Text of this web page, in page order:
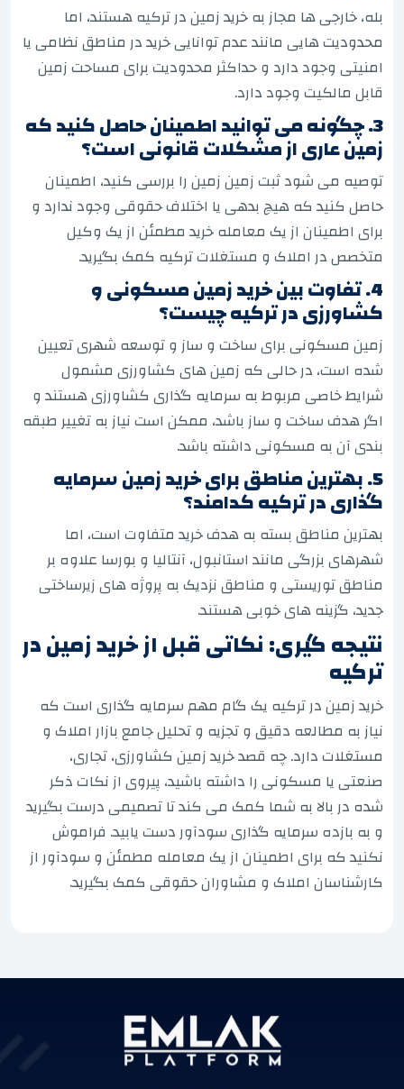
بله، خارجی ها مجاز به خرید زمین در ترکیه هستند، اما
محدودیت هایی مانند عدم توانایی خرید در مناطق نظامی یا
امنیتی وجود دارد و حداکثر محدودیت برای مساحت زمین
قابل مالکیت وجود دارد.
3. چگونه می توانید اطمینان حاصل کنید که
زمین عاری از مشکلات قانونی است؟
توصیه می شود ثبت زمین زمین را بررسی کنید، اطمینان
حاصل کنید که هیچ بدهی یا اختلاف حقوقی وجود ندارد و
برای اطمینان از یک معامله خرید مطمئن از یک وکیل
متخصص در املاک و مستغلات ترکیه کمک بگیرید.
4. تفاوت بین خرید زمین مسکونی و
کشاورزی در ترکیه چیست؟
زمین مسکونی برای ساخت و ساز و توسعه شهری تعیین
شده است، در حالی که زمین های کشاورزی مشمول
شرایط خاصی مربوط به سرمایه گذاری کشاورزی هستند و
اگر هدف ساخت و ساز باشد، ممکن است نیاز به تغییر طبقه
بندی آن به مسکونی داشته باشد.
5. بهترین مناطق برای خرید زمین سرمایه
گذاری در ترکیه کدامند؟
بهترین مناطق بسته به هدف خرید متفاوت است، اما
شهرهای بزرگی مانند استانبول، آنتالیا و بورسا علاوه بر
مناطق توریستی و مناطق نزدیک به پروژه های زیرساختی
جدید، گزینه های خوبی هستند.
نتیجه گیری: نکاتی قبل از خرید زمین در
ترکیه
خرید زمین در ترکیه یک گام مهم سرمایه گذاری است که
نیاز به مطالعه دقیق و تجزیه و تحلیل جامع بازار املاک و
مستغلات دارد. چه قصد خرید زمین کشاورزی، تجاری،
صنعتی یا مسکونی را داشته باشید، پیروی از نکات ذکر
شده در بالا به شما کمک می کند تا تصمیمی درست بگیرید
و به بازده سرمایه گذاری سودآور دست یابید. فراموش
نکنید که برای اطمینان از یک معامله مطمئن و سودآور از
کارشناسان املاک و مشاوران حقوقی کمک بگیرید.